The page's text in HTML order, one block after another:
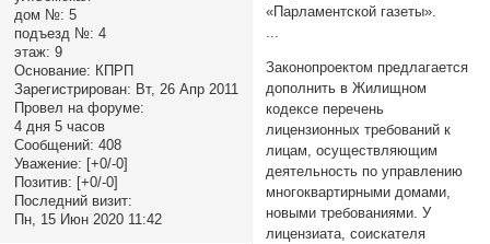
дом №: 5
подъезд №: 4
этаж: 9
Основание: КПРП
Зарегистрирован: Вт, 26 Апр 2011
Провел на форуме:
4 дня 5 часов
Сообщений: 408
Уважение: [+0/-0]
Позитив: [+0/-0]
Последний визит:
Пн, 15 Июн 2020 11:42
«Парламентской газеты».
...
Законопроектом предлагается
дополнить в Жилищном
кодексе перечень
лицензионных требований к
лицам, осуществляющим
деятельность по управлению
многоквартирными домами,
новыми требованиями. У
лицензиата, соискателя